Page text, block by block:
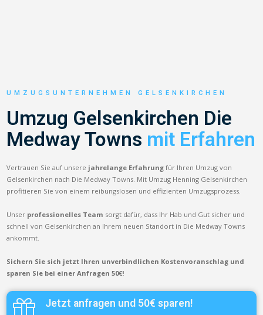
UMZUGSUNTERNEHMEN GELSENKIRCHEN
Umzug Gelsenkirchen Die
Medway Towns mit Erfahren
Vertrauen Sie auf unsere jahrelange Erfahrung für Ihren Umzug von
Gelsenkirchen nach Die Medway Towns. Mit Umzug Henning Gelsenkirchen
profitieren Sie von einem reibungslosen und effizienten Umzugsprozess.
Unser professionelles Team sorgt dafür, dass Ihr Hab und Gut sicher und
schnell von Gelsenkirchen an Ihrem neuen Standort in Die Medway Towns
ankommt.
Sichern Sie sich jetzt Ihren unverbindlichen Kostenvoranschlag und
sparen Sie bei einer Anfragen 50€!
Jetzt anfragen und 50€ sparen!